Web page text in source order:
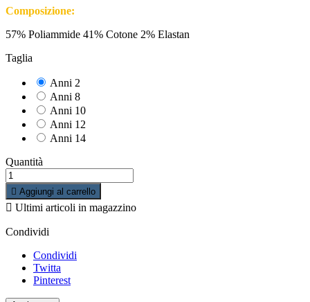
Composizione:
57% Poliammide 41% Cotone 2% Elastan
Taglia
Anni 2
Anni 8
Anni 10
Anni 12
Anni 14
Quantità
 Aggiungi al carrello
 Ultimi articoli in magazzino
Condividi
Condividi
Twitta
Pinterest